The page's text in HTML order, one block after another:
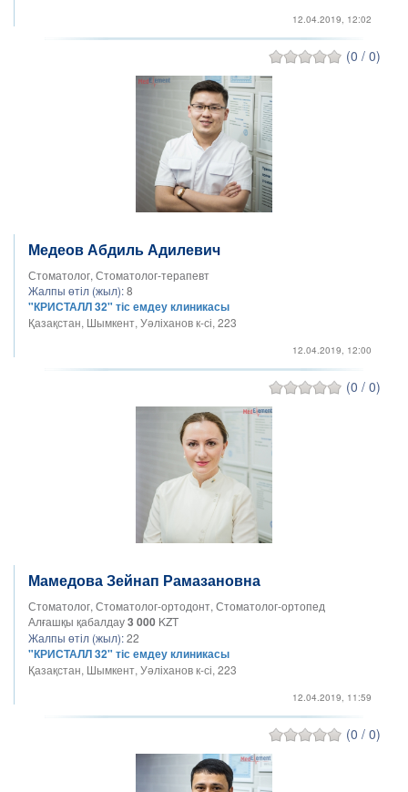
12.04.2019, 12:02
(0 / 0)
Медеов Абдиль Адилевич
Стоматолог, Стоматолог-терапевт
Жалпы өтіл (жыл):8
"КРИСТАЛЛ 32" тіс емдеу клиникасы
Қазақстан, Шымкент, Уәліханов к-сі, 223
12.04.2019, 12:00
(0 / 0)
Мамедова Зейнап Рамазановна
Стоматолог, Стоматолог-ортодонт, Стоматолог-ортопед
Алғашқы қабалдау3 000 KZT
Жалпы өтіл (жыл):22
"КРИСТАЛЛ 32" тіс емдеу клиникасы
Қазақстан, Шымкент, Уәліханов к-сі, 223
12.04.2019, 11:59
(0 / 0)